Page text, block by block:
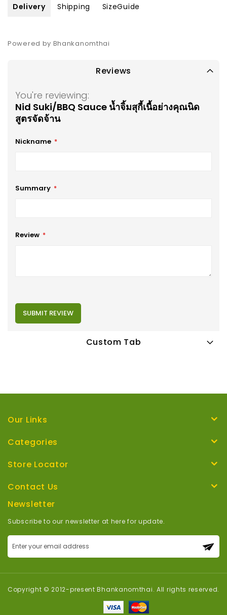
Delivery Shipping SizeGuide
Powered by Bhankanomthai
Reviews
You're reviewing:
Nid Suki/BBQ Sauce น้ำจิ้มสุกี้เนื้อย่างคุณนิด
สูตรจัดจ้าน
Nickname
Summary
Review
SUBMIT REVIEW
Custom Tab
Our Links
Categories
Store Locator
Contact Us
Newsletter
Subscribe to our newsletter at here for update.
Newsletter:
Copyright © 2012-present Bhankanomthai. All rights reserved.